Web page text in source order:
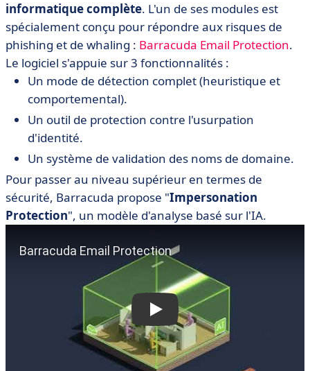
informatique complète. L'un de ses modules est
spécialement conçu pour répondre aux risques de
phishing et de whaling : Barracuda Email Protection.
Le logiciel s'appuie sur 3 fonctionnalités :
Un mode de détection complet (heuristique et
comportemental).
Un outil de protection contre l'usurpation
d'identité.
Un système de validation des noms de domaine.
Pour passer au niveau supérieur en termes de
sécurité, Barracuda propose "Impersonation
Protection", un modèle d'analyse basé sur l'IA.